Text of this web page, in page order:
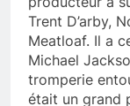
Trent D’arby,
Meatloaf. Il a
Michael
tromperie
était un grand